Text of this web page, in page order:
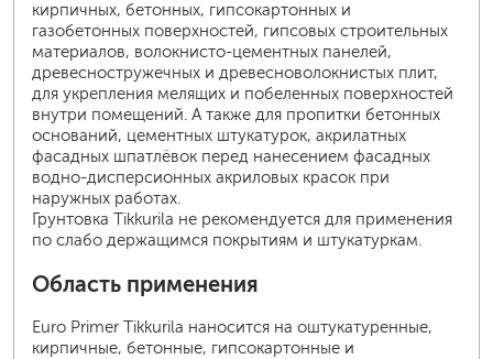
кирпичных, бетонных, гипсокартонных и
газобетонных поверхностей, гипсовых строительных
материалов, волокнисто-цементных панелей,
древесностружечных и древесноволокнистых плит,
для укрепления мелящих и побеленных поверхностей
внутри помещений. А также для пропитки бетонных
оснований, цементных штукатурок, акрилатных
фасадных шпатлёвок перед нанесением фасадных
водно-дисперсионных акриловых красок при
наружных работах.
Грунтовка Tikkurila не рекомендуется для применения
по слабо держащимся покрытиям и штукатуркам.
Область применения
Euro Primer Tikkurila наносится на оштукатуренные,
кирпичные, бетонные, гипсокартонные и